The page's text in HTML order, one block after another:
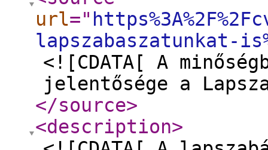
url="
lapszabaszatunkat-
<![CDATA[ A
jelentősége a
</source>
<description>